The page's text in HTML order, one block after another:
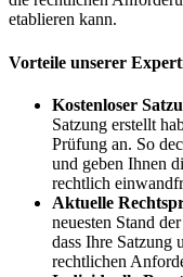
etablieren kann.
Vorteile unserer
Kostenloser
Satzung erstellt
Prüfung an. So
und geben Ihnen
rechtlich
Aktuelle
neuesten Stand
dass Ihre Satzung
rechtlichen